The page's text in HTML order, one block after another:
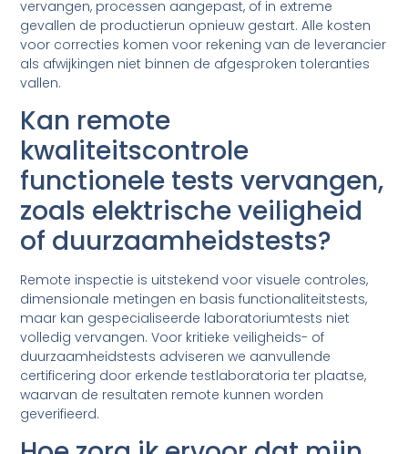
vervangen, processen aangepast, of in extreme
gevallen de productierun opnieuw gestart. Alle kosten
voor correcties komen voor rekening van de leverancier
als afwijkingen niet binnen de afgesproken toleranties
vallen.
Kan remote
kwaliteitscontrole
functionele tests vervangen,
zoals elektrische veiligheid
of duurzaamheidstests?
Remote inspectie is uitstekend voor visuele controles,
dimensionale metingen en basis functionaliteitstests,
maar kan gespecialiseerde laboratoriumtests niet
volledig vervangen. Voor kritieke veiligheids- of
duurzaamheidstests adviseren we aanvullende
certificering door erkende testlaboratoria ter plaatse,
waarvan de resultaten remote kunnen worden
geverifieerd.